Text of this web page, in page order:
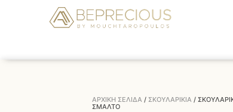
ΑΡΧΙΚΉ ΣΕΛΊΔΑ / ΣΚΟΥΛΑΡΊΚΙΑ /
ΣΜΆΛΤΟ